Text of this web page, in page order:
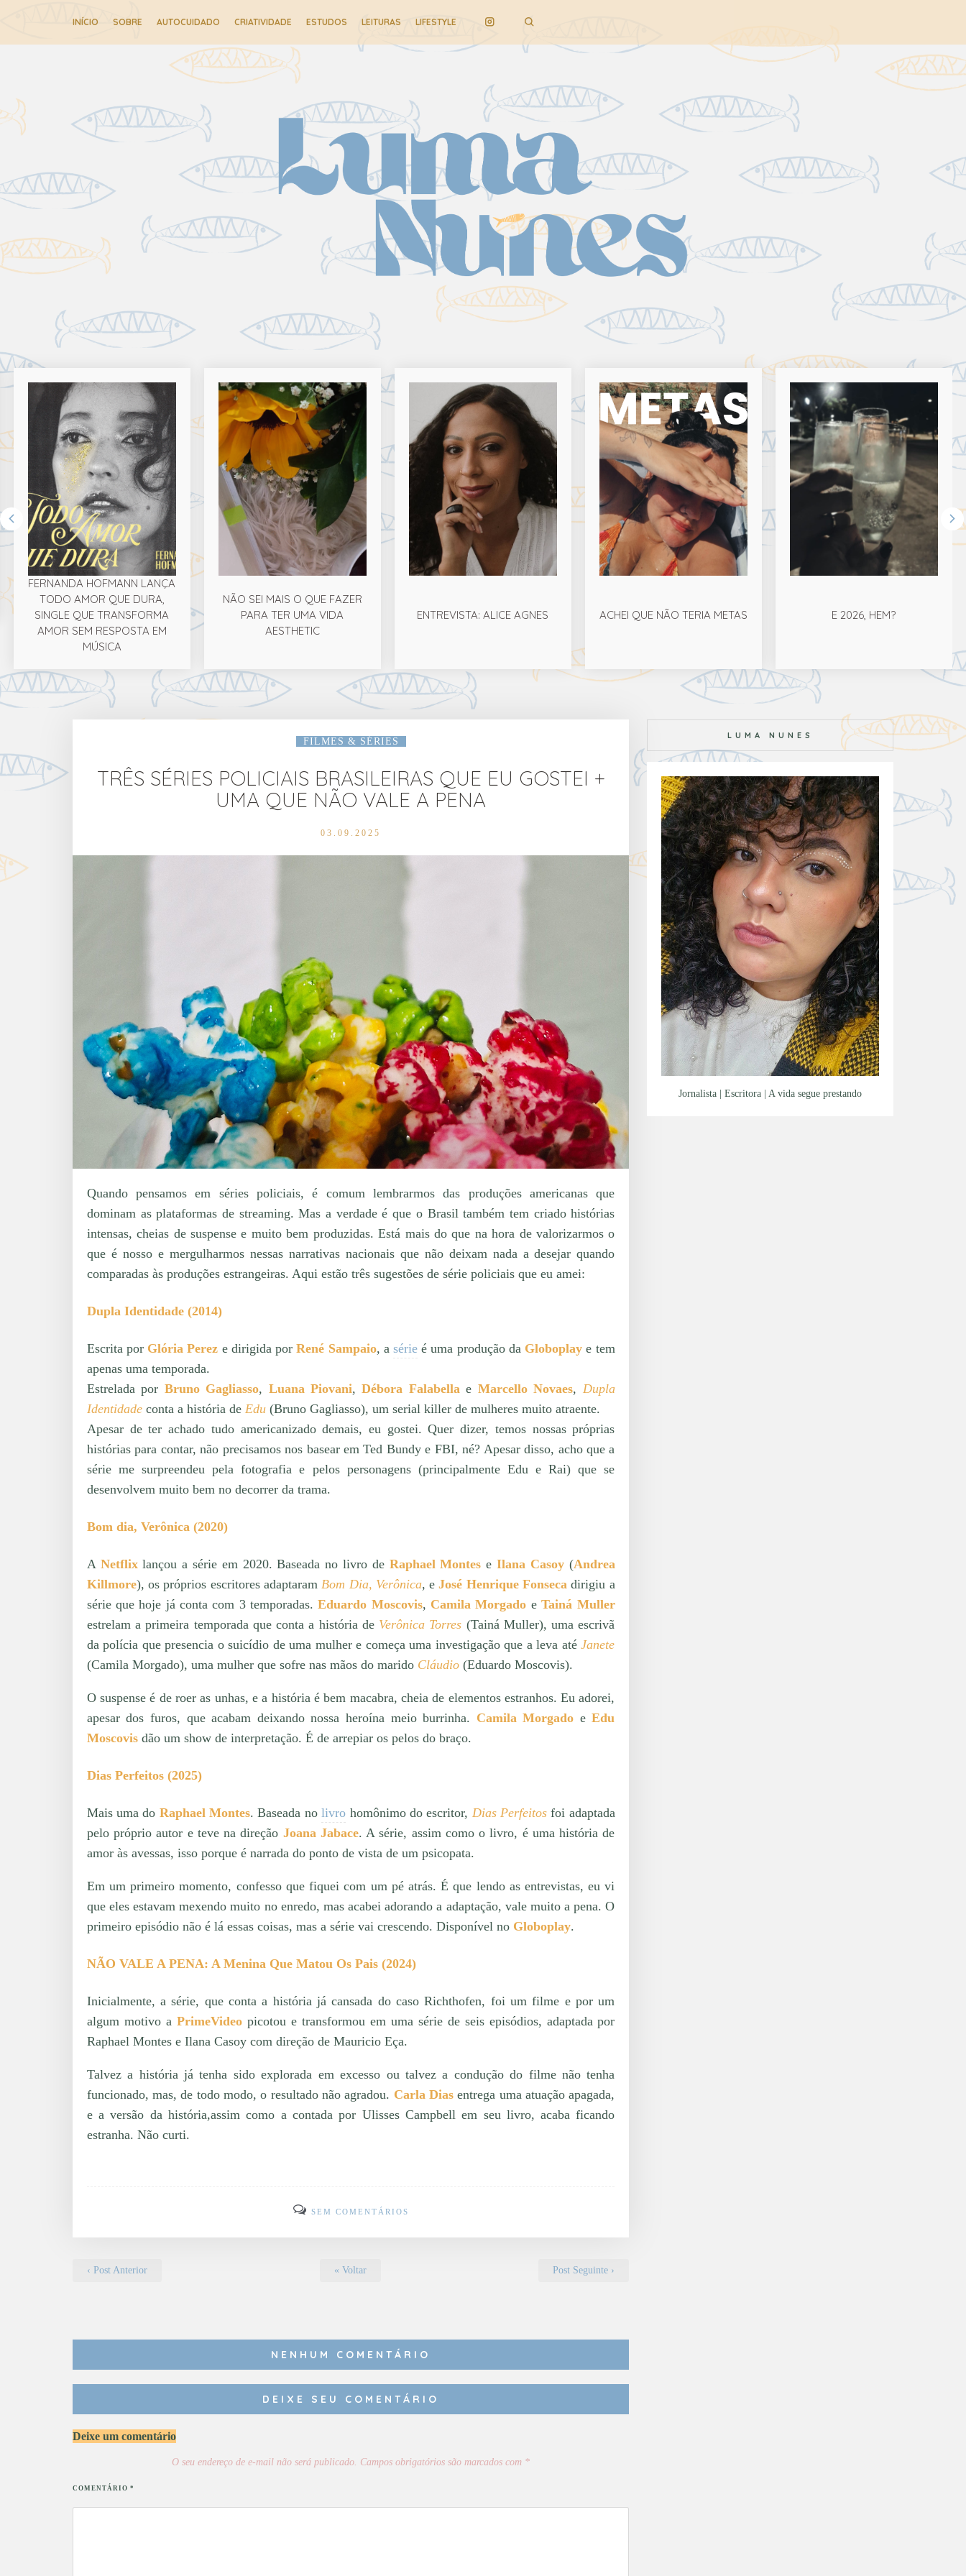
INÍCIO SOBRE AUTOCUIDADO CRIATIVIDADE ESTUDOS LEITURAS LIFESTYLE
FERNANDA HOFMANN LANÇA
TODO AMOR QUE DURA,
SINGLE QUE TRANSFORMA
AMOR SEM RESPOSTA EM
MÚSICA
NÃO SEI MAIS O QUE FAZER
PARA TER UMA VIDA
AESTHETIC
ENTREVISTA: ALICE AGNES ACHEI QUE NÃO TERIA METAS E 2026, HEM?
FILMES & SÉRIES
TRÊS SÉRIES POLICIAIS BRASILEIRAS QUE EU GOSTEI +
UMA QUE NÃO VALE A PENA
03.09.2025
Quando pensamos em séries policiais, é comum lembrarmos das produções americanas que
dominam as plataformas de streaming. Mas a verdade é que o Brasil também tem criado histórias
intensas, cheias de suspense e muito bem produzidas. Está mais do que na hora de valorizarmos o
que é nosso e mergulharmos nessas narrativas nacionais que não deixam nada a desejar quando
comparadas às produções estrangeiras. Aqui estão três sugestões de série policiais que eu amei:
Dupla Identidade (2014)
Escrita por Glória Perez e dirigida porRené Sampaio, a sérieé uma produção da Globoplay e tem
apenas uma temporada.
Estrelada por Bruno Gagliasso, Luana Piovani,Débora Falabella e Marcello Novaes, Dupla
Identidade conta a história de Edu(Bruno Gagliasso), um serial killer de mulheres muito atraente.
Apesar de ter achado tudo americanizado demais, eu gostei. Quer dizer, temos nossas próprias
histórias para contar, não precisamos nos basear em Ted Bundy e FBI, né? Apesar disso, acho que a
série me surpreendeu pela fotografia e pelos personagens (principalmente Edu e Rai) que se
desenvolvem muito bem no decorrer da trama.
Bom dia, Verônica (2020)
A Netflixlançou a série em 2020. Baseada no livro de Raphael Montes e Ilana Casoy (Andrea
Killmore), os próprios escritores adaptaram Bom Dia, Verônica, eJosé Henrique Fonseca dirigiu a
série que hoje já conta com 3 temporadas.Eduardo Moscovis, Camila Morgado eTainá Muller
estrelam a primeira temporada que conta a história de Verônica Torres (Tainá Muller), uma escrivã
da polícia que presencia o suicídio de uma mulher e começa uma investigação que a leva atéJanete
(Camila Morgado), uma mulher que sofre nas mãos do marido Cláudio(Eduardo Moscovis).
O suspense é de roer as unhas, e a história é bem macabra, cheia de elementos estranhos. Eu adorei,
apesar dos furos, que acabam deixando nossa heroína meio burrinha. Camila Morgado eEdu
Moscovisdão um show de interpretação. É de arrepiar os pelos do braço.
Dias Perfeitos (2025)
Mais uma do Raphael Montes. Baseada nolivro homônimo do escritor, Dias Perfeitosfoi adaptada
pelo próprio autor e teve na direção Joana Jabace. A série, assim como o livro, é uma história de
amor às avessas, isso porque é narrada do ponto de vista de um psicopata.
Em um primeiro momento, confesso que fiquei com um pé atrás. É que lendo as entrevistas, eu vi
que eles estavam mexendo muito no enredo, mas acabei adorando a adaptação, vale muito a pena. O
primeiro episódio não é lá essas coisas, mas a série vai crescendo. Disponível no Globoplay.
NÃO VALE A PENA: A Menina Que Matou Os Pais (2024)
Inicialmente, a série, que conta a história já cansada do caso Richthofen, foi um filme e por um
algum motivo a PrimeVideopicotou e transformou em uma série de seis episódios, adaptada por
Raphael Montes e Ilana Casoy com direção de Mauricio Eça.
Talvez a história já tenha sido explorada em excesso ou talvez a condução do filme não tenha
funcionado, mas, de todo modo, o resultado não agradou. Carla Dias entrega uma atuação apagada,
e a versão da história,assim como a contada por Ulisses Campbell em seu livro, acaba ficando
estranha. Não curti.
SEM COMENTÁRIOS
‹ Post Anterior « Voltar Post Seguinte ›
NENHUM COMENTÁRIO
DEIXE SEU COMENTÁRIO
Deixe um comentário
O seu endereço de e-mail não será publicado. Campos obrigatórios são marcados com *
COMENTÁRIO *
LUMA NUNES
Jornalista | Escritora | A vida segue prestando